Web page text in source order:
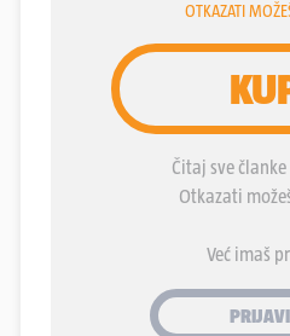
parking, odnosno garaže i
zapravo improvizirana,
pregrađivan čeličnim
napravila skladišta. Tek je
vratio ovu intrigantnu
to baš sad, kad se sve